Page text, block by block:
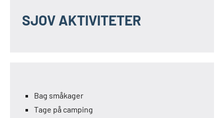
SJOV AKTIVITETER
Bag småkager
Tage på camping